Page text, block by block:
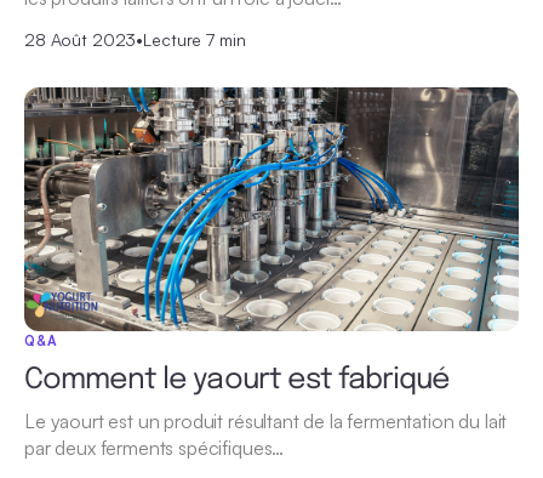
28 Août 2023•Lecture 7 min
Q&A
Comment le yaourt est fabriqué
Le yaourt est un produit résultant de la fermentation du lait
par deux ferments spécifiques…